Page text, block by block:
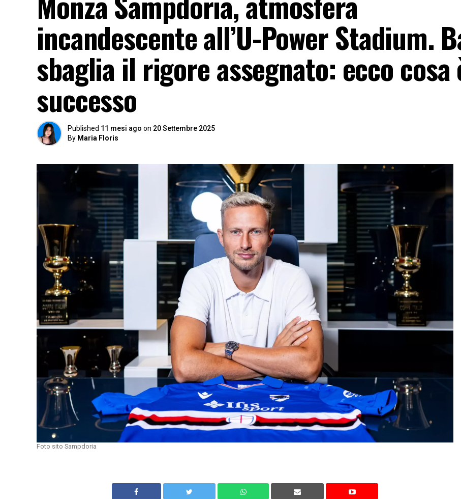
incandescente all’U-Power Stadium.
sbaglia il rigore assegnato: ecco cosa
successo
Published 11 mesi ago on 20 Settembre 2025
By Maria Floris
Foto sito Sampdoria